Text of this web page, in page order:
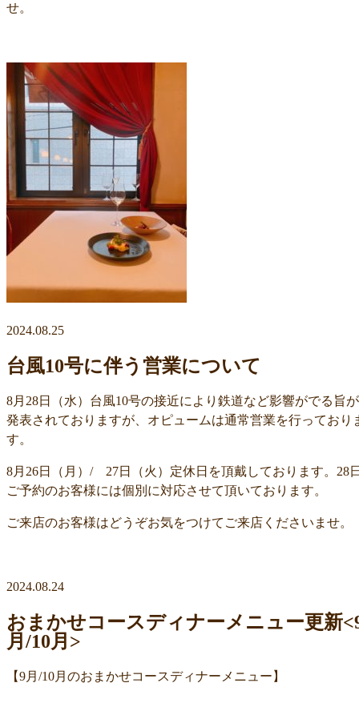
せ。
2024.08.25
台風10号に伴う営業について
8月28日（水）台風10号の接近により鉄道など影響がでる旨が
発表されておりますが、オピュームは通常営業を行っており
す。
8月26日（月）/ 27日（火）定休日を頂戴しております。28
ご予約のお客様には個別に対応させて頂いております。
ご来店のお客様はどうぞお気をつけてご来店くださいませ。
2024.08.24
おまかせコースディナーメニュー更新
月/10月>
【9月/10月のおまかせコースディナーメニュー】